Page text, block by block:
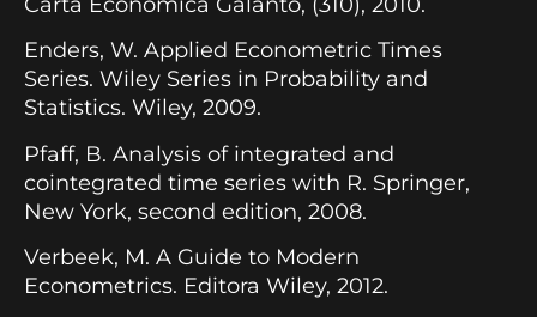
Enders, W. Applied Econometric Times
Series. Wiley Series in Probability and
Statistics. Wiley, 2009.
Pfaff, B. Analysis of integrated and
cointegrated time series with R. Springer,
New York, second edition, 2008.
Verbeek, M. A Guide to Modern
Econometrics. Editora Wiley, 2012.